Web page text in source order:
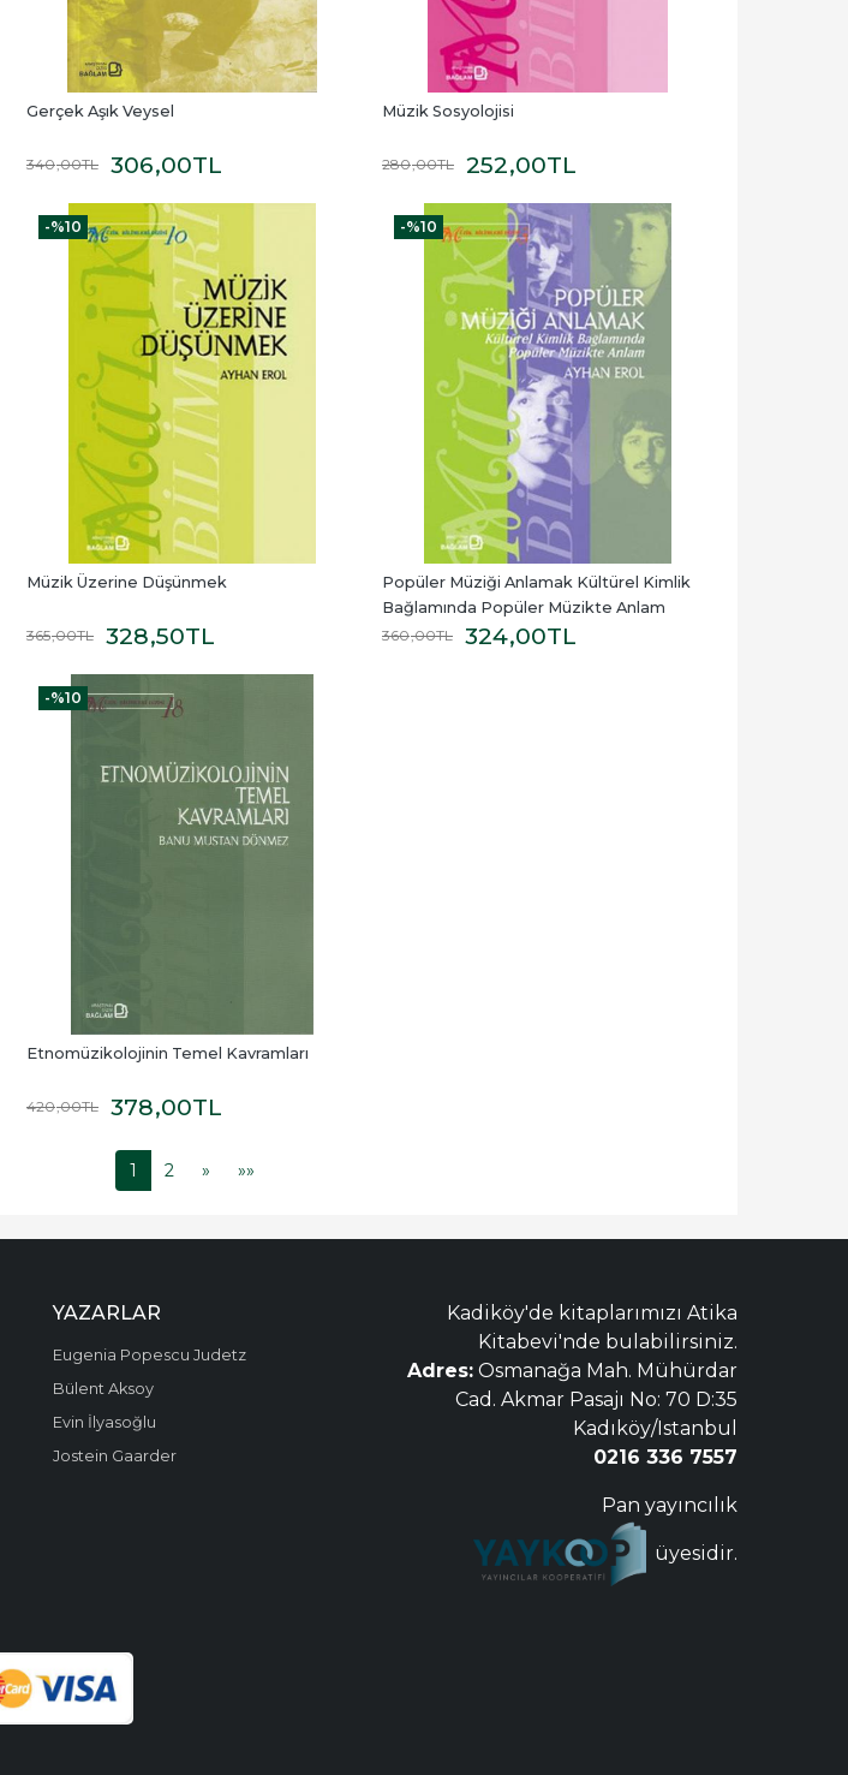
Gerçek Aşık Veysel
340,00TL 306,00TL
Müzik Sosyolojisi
280,00TL 252,00TL
-%10
Müzik Üzerine Düşünmek
365,00TL 328,50TL
-%10
Popüler Müziği Anlamak Kültürel Kimlik
Bağlamında Popüler Müzikte Anlam
360,00TL 324,00TL
-%10
Etnomüzikolojinin Temel Kavramları
420,00TL 378,00TL
1 2 » »»
YAZARLAR
Eugenia Popescu Judetz
Bülent Aksoy
Evin İlyasoğlu
Jostein Gaarder
Kadiköy'de kitaplarımızı Atika
Kitabevi'nde bulabilirsiniz.
Adres: Osmanağa Mah. Mühürdar
Cad. Akmar Pasajı No: 70 D:35
Kadıköy/Istanbul
0216 336 7557
Pan yayıncılık
üyesidir.